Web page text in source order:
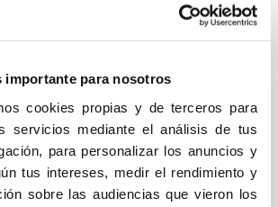
importante para nosotros
cookies propias y de terceros para
servicios mediante el análisis de tus
para personalizar los anuncios y
tus intereses, medir el rendimiento y
sobre las audiencias que vieron los
por ello, un documento literario y
este artículo
Copiar